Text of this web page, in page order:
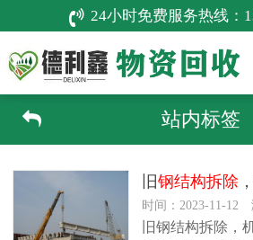
24小时免费服务热线：
站内标签
旧钢结构拆除
时间：2023-11-12
旧钢结构拆除，